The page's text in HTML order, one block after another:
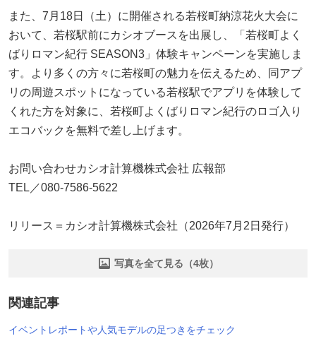
また、7月18日（土）に開催される若桜町納涼花火大会に
おいて、若桜駅前にカシオブースを出展し、「若桜町よく
ばりロマン紀行 SEASON3」体験キャンペーンを実施しま
す。より多くの方々に若桜町の魅力を伝えるため、同アプ
リの周遊スポットになっている若桜駅でアプリを体験して
くれた方を対象に、若桜町よくばりロマン紀行のロゴ入り
エコバックを無料で差し上げます。
お問い合わせカシオ計算機株式会社 広報部
TEL／080-7586-5622
リリース＝カシオ計算機株式会社（2026年7月2日発行）
写真を全て見る（4枚）
関連記事
イベントレポートや人気モデルの足つきをチェック